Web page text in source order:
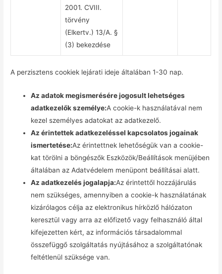
2001. CVIII.
törvény
(Elkertv.) 13/A. §
(3) bekezdése
A perzisztens cookiek lejárati ideje általában 1-30 nap.
Az adatok megismerésére jogosult lehetséges
adatkezelők személye:A cookie-k használatával nem
kezel személyes adatokat az adatkezelő.
Az érintettek adatkezeléssel kapcsolatos jogainak
ismertetése:Az érintettnek lehetőségük van a cookie-
kat törölni a böngészők Eszközök/Beállítások menüjében
általában az Adatvédelem menüpont beállításai alatt.
Az adatkezelés jogalapja:Az érintettől hozzájárulás
nem szükséges, amennyiben a cookie-k használatának
kizárólagos célja az elektronikus hírközlő hálózaton
keresztül vagy arra az előfizető vagy felhasználó által
kifejezetten kért, az információs társadalommal
összefüggő szolgáltatás nyújtásához a szolgáltatónak
feltétlenül szüksége van.